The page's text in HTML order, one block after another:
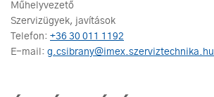
Műhelyvezető
Szervizügyek, javítások
Telefon: +36 30 011 1192
E-mail: g.csibrany@imex.szerviztechnika.hu